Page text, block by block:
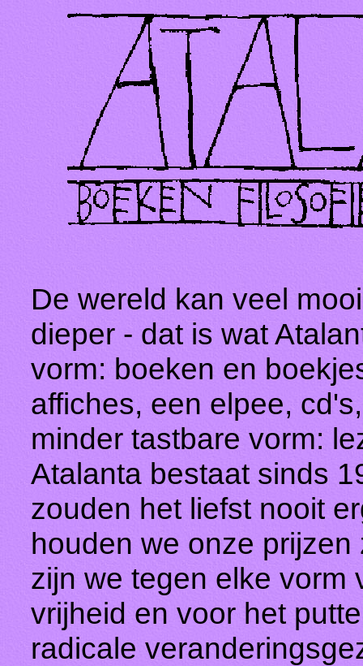
De wereld kan veel
dieper - dat is wat
vorm: boeken en
affiches, een elpee,
minder tastbare vorm:
Atalanta bestaat sinds
zouden het liefst nooit
houden we onze
zijn we tegen elke vorm
vrijheid en voor het
radicale